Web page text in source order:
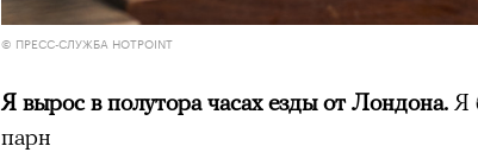
© ПРЕСС-СЛУЖБА HOTPOINT
Я вырос в полутора часах езды от Лондона. Я
парн